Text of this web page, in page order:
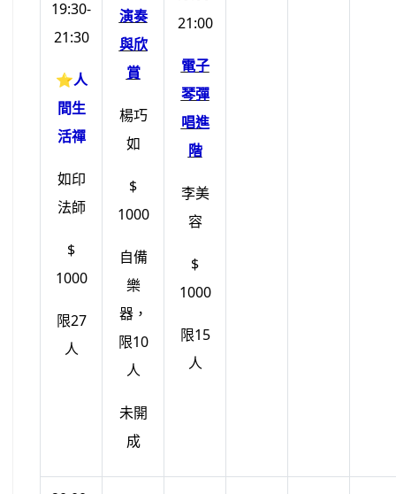
19:30-
21:30
⭐人
間生
活禪
如印
法師
$
1000
限27
人
演奏
與欣
賞
楊巧
如
$
1000
自備
樂
器，
限10
人
未開
成
21:00
電子
琴彈
唱進
階
李美
容
$
1000
限15
人